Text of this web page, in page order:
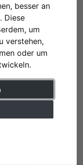
besser an
Diese
um
verstehen,
oder um